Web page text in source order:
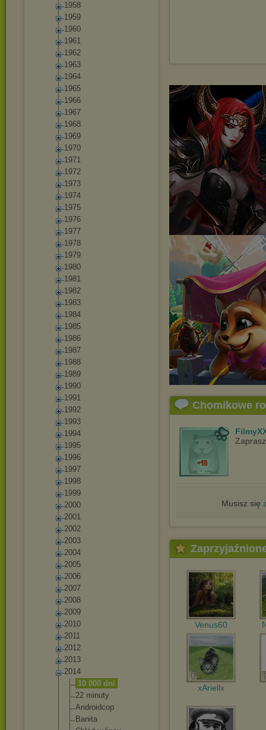
1958
1959
1960
1961
1962
1963
1964
1965
1966
1967
1968
1969
1970
1971
1972
1973
1974
1975
1976
1977
1978
1979
1980
1981
1982
1983
1984
1985
1986
1987
1988
1989
1990
1991
1992
1993
1994
1995
1996
1997
1998
1999
2000
2001
2002
2003
2004
2005
2006
2007
2008
2009
2010
2011
2012
2013
2014
10 000 dni
22 minuty
Androidcop
Banita
Chomikowe
Musisz się
Venus60
xAriellx